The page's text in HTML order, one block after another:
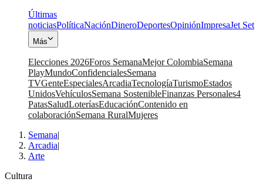
Últimas
noticiasPolíticaNaciónDineroDeportesOpiniónImpresaJet Set
Más
Elecciones 2026Foros SemanaMejor ColombiaSemana
PlayMundoConfidencialesSemana
TVGenteEspecialesArcadiaTecnologíaTurismoEstados
UnidosVehículosSemana SostenibleFinanzas Personales4
PatasSaludLoteríasEducaciónContenido en
colaboraciónSemana RuralMujeres
Semana|
Arcadia|
Arte
Cultura